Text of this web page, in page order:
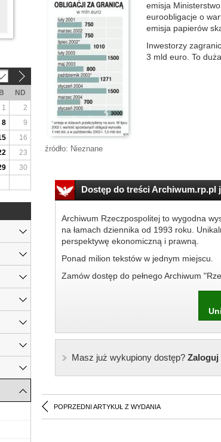
źródło: Nieznane
emisja
euroobligacje o
emisja papierów
Inwestorzy
3 mld euro. To
Dostęp do treści Archiwum.rp.pl
Archiwum Rzeczpospolitej to wygodna
na łamach dziennika od 1993 roku.
perspektywę ekonomiczną i prawną.
Ponad milion tekstów w jednym miejscu.
Zamów dostęp do pełnego Archiwum
Masz już wykupiony dostęp?Zaloguj
POPRZEDNI ARTYKUŁ Z WYDANIA
ND
1
2
8
9
16
23
30